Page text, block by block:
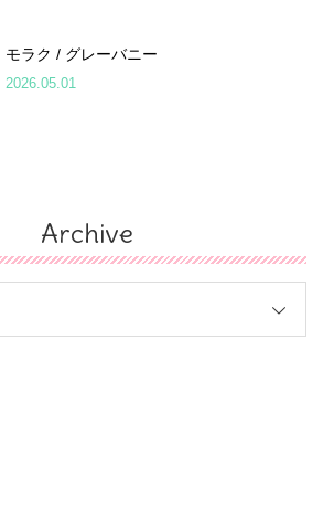
モラク / グレーバニー
2026.05.01
Archive